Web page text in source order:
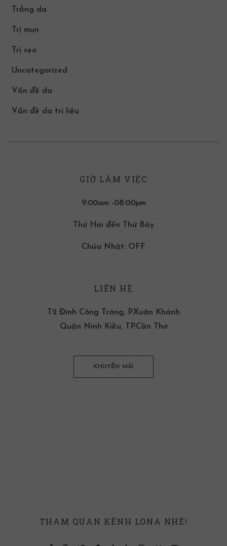
Trắng da
Trị mụn
Trị sẹo
Uncategorized
Vấn đề da
Vấn đề da trị liệu
GIỜ LÀM VIỆC
9:00am -08:00pm
Thứ Hai đến Thứ Bảy
Chúa Nhật: OFF
LIÊN HỆ
T2 Đinh Công Tráng, P.Xuân Khánh
Quận Ninh Kiều, TP.Cần Thơ
KHUYẾN MÃI
THAM QUAN KÊNH LONA NHÉ!